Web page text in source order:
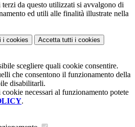
da questo utilizzati si avvalgono di
ed utili alle finalità illustrate nella
i cookies Accetta tutti i cookies
scegliere quali cookie consentire.
che consentono il funzionamento della
disabilitarli.
necessari al funzionamento potete
.